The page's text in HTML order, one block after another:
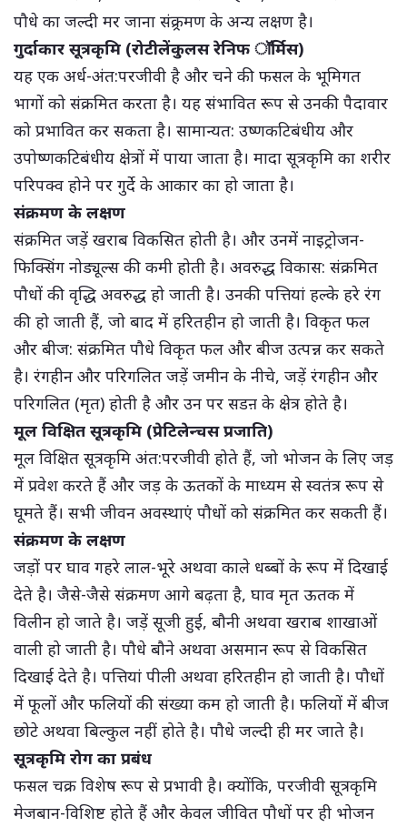
पौधे का जल्दी मर जाना संक्र्रमण के अन्य लक्षण है।
गुर्दाकार सूत्रकृमि (रोटीलेंकुलस रेनिफ ॉर्मिस)
यह एक अर्ध-अंत:परजीवी है और चने की फसल के भूमिगत
भागों को संक्रमित करता है। यह संभावित रूप से उनकी पैदावार
को प्रभावित कर सकता है। सामान्यत: उष्णकटिबंधीय और
उपोष्णकटिबंधीय क्षेत्रों में पाया जाता है। मादा सूत्रकृमि का शरीर
परिपक्व होने पर गुर्दे के आकार का हो जाता है।
संक्रमण के लक्षण
संक्रमित जड़ें खराब विकसित होती है। और उनमें नाइट्रोजन-
फिक्सिंग नोड्यूल्स की कमी होती है। अवरुद्ध विकास: संक्रमित
पौधों की वृद्धि अवरुद्ध हो जाती है। उनकी पत्तियां हल्के हरे रंग
की हो जाती हैं, जो बाद में हरितहीन हो जाती है। विकृत फल
और बीज: संक्रमित पौधे विकृत फल और बीज उत्पन्न कर सकते
है। रंगहीन और परिगलित जड़ें जमीन के नीचे, जड़ें रंगहीन और
परिगलित (मृत) होती है और उन पर सडऩ के क्षेत्र होते है।
मूल विक्षित सूत्रकृमि (प्रेटिलेन्चस प्रजाति)
मूल विक्षित सूत्रकृमि अंत:परजीवी होते हैं, जो भोजन के लिए जड़
में प्रवेश करते हैं और जड़ के ऊतकों के माध्यम से स्वतंत्र रूप से
घूमते हैं। सभी जीवन अवस्थाएं पौधों को संक्रमित कर सकती हैं।
संक्रमण के लक्षण
जड़ों पर घाव गहरे लाल-भूरे अथवा काले धब्बों के रूप में दिखाई
देते है। जैसे-जैसे संक्रमण आगे बढ़ता है, घाव मृत ऊतक में
विलीन हो जाते है। जड़ें सूजी हुई, बौनी अथवा खराब शाखाओं
वाली हो जाती है। पौधे बौने अथवा असमान रूप से विकसित
दिखाई देते है। पत्तियां पीली अथवा हरितहीन हो जाती है। पौधों
में फूलों और फलियों की संख्या कम हो जाती है। फलियों में बीज
छोटे अथवा बिल्कुल नहीं होते है। पौधे जल्दी ही मर जाते है।
सूत्रकृमि रोग का प्रबंध
फसल चक्र विशेष रूप से प्रभावी है। क्योंकि, परजीवी सूत्रकृमि
मेजबान-विशिष्ट होते हैं और केवल जीवित पौधों पर ही भोजन